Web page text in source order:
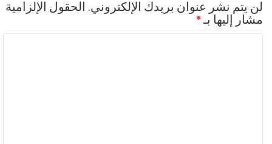
لن يتم نشر عنوان بريدك الإلكتروني. الحقول الإلزامية
مشار إليها بـ*